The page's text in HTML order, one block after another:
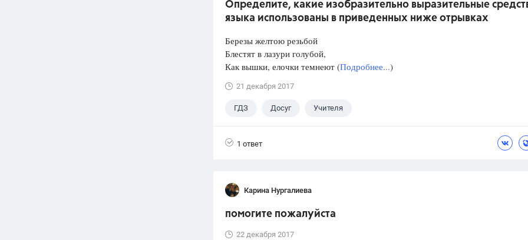
Определите, какие изобразительно выразительные
языка использованы в приведенных ниже отрывках
Березы желтою резьбой
Блестят в лазури голубой,
Как вышки, елочки темнеют (Подробнее...)
21 декабря 2017
ГДЗ Досуг Учителя
1 ответ
Карина Нургалиева
помогите пожалуйста
22 декабря 2017